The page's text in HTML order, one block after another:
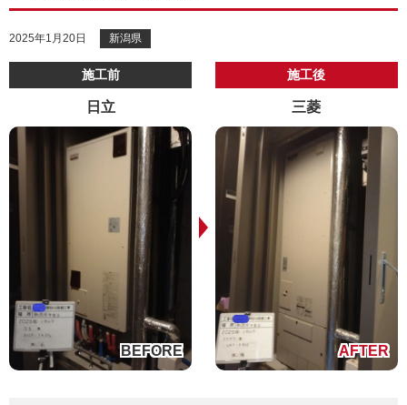
2025年1月20日 新潟県
施工前
日立
施工後
三菱